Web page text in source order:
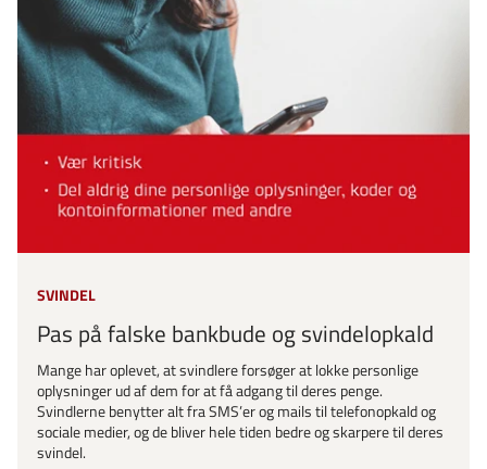
SVINDEL
Pas på falske bankbude og svindelopkald
Mange har oplevet, at svindlere forsøger at lokke personlige
oplysninger ud af dem for at få adgang til deres penge.
Svindlerne benytter alt fra SMS’er og mails til telefonopkald og
sociale medier, og de bliver hele tiden bedre og skarpere til deres
svindel.